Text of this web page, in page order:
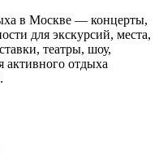
в Москве — концерты,
для экскурсий, места,
театры, шоу,
активного отдыха